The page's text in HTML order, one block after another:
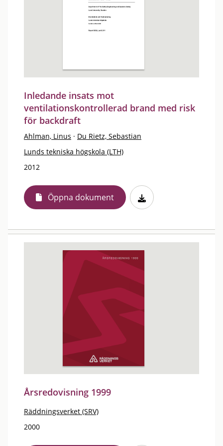
Inledande insats mot
ventilationskontrollerad brand med risk
för backdraft
Ahlman, Linus · Du Rietz, Sebastian
Lunds tekniska högskola (LTH)
2012
Öppna dokument
Årsredovisning 1999
Räddningsverket (SRV)
2000